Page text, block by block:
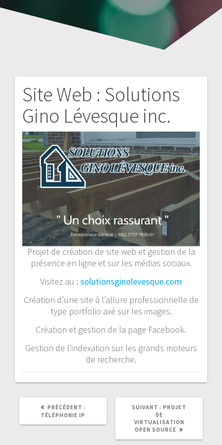
Site Web : Solutions
Gino Lévesque inc.
Projet de création de site web et gestion de la
présence en ligne et sur les médias sociaux.
Visitez au : solutionsginolevesque.com
Création d’une site à l’allure professionnelle de
type portfolio axé sur les images.
Création et gestion de la page Facebook.
Gestion de l’indexation sur les grands moteurs
de recherche.
Navigation
de
l'article
PRÉCÉDENT :
TÉLÉPHONIE IP
SUIVANT : ARTICLE
PROJET
DE
VIRTUALISATION
OPEN SOURCE